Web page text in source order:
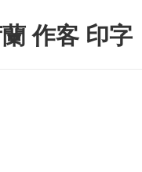
作客 印字